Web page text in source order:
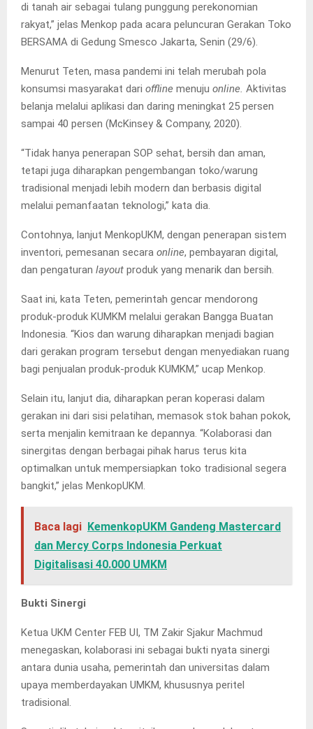
di tanah air sebagai tulang punggung perekonomian
rakyat,” jelas Menkop pada acara peluncuran Gerakan Toko
BERSAMA di Gedung Smesco Jakarta, Senin (29/6).
Menurut Teten, masa pandemi ini telah merubah pola
konsumsi masyarakat dari offline menuju online. Aktivitas
belanja melalui aplikasi dan daring meningkat 25 persen
sampai 40 persen (McKinsey & Company, 2020).
“Tidak hanya penerapan SOP sehat, bersih dan aman,
tetapi juga diharapkan pengembangan toko/warung
tradisional menjadi lebih modern dan berbasis digital
melalui pemanfaatan teknologi,” kata dia.
Contohnya, lanjut MenkopUKM, dengan penerapan sistem
inventori, pemesanan secara online, pembayaran digital,
dan pengaturan layout produk yang menarik dan bersih.
Saat ini, kata Teten, pemerintah gencar mendorong
produk-produk KUMKM melalui gerakan Bangga Buatan
Indonesia. “Kios dan warung diharapkan menjadi bagian
dari gerakan program tersebut dengan menyediakan ruang
bagi penjualan produk-produk KUMKM,” ucap Menkop.
Selain itu, lanjut dia, diharapkan peran koperasi dalam
gerakan ini dari sisi pelatihan, memasok stok bahan pokok,
serta menjalin kemitraan ke depannya. “Kolaborasi dan
sinergitas dengan berbagai pihak harus terus kita
optimalkan untuk mempersiapkan toko tradisional segera
bangkit,” jelas MenkopUKM.
Baca lagi KemenkopUKM Gandeng Mastercard
dan Mercy Corps Indonesia Perkuat
Digitalisasi 40.000 UMKM
Bukti Sinergi
Ketua UKM Center FEB UI, TM Zakir Sjakur Machmud
menegaskan, kolaborasi ini sebagai bukti nyata sinergi
antara dunia usaha, pemerintah dan universitas dalam
upaya memberdayakan UMKM, khususnya peritel
tradisional.